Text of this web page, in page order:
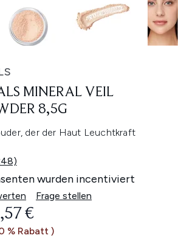
MINERAL VEIL
8,5G
der der Haut Leuchtkraft
wurden incentiviert
Frage stellen
PREIS:
€
% Rabatt )